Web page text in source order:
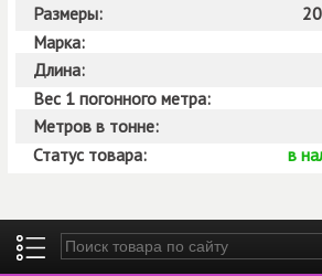
Размеры:
Марка:
Длина:
Вес 1 погонного метра:
Метров в тонне:
Статус товара:
в
Введите ключевые слова для поиска